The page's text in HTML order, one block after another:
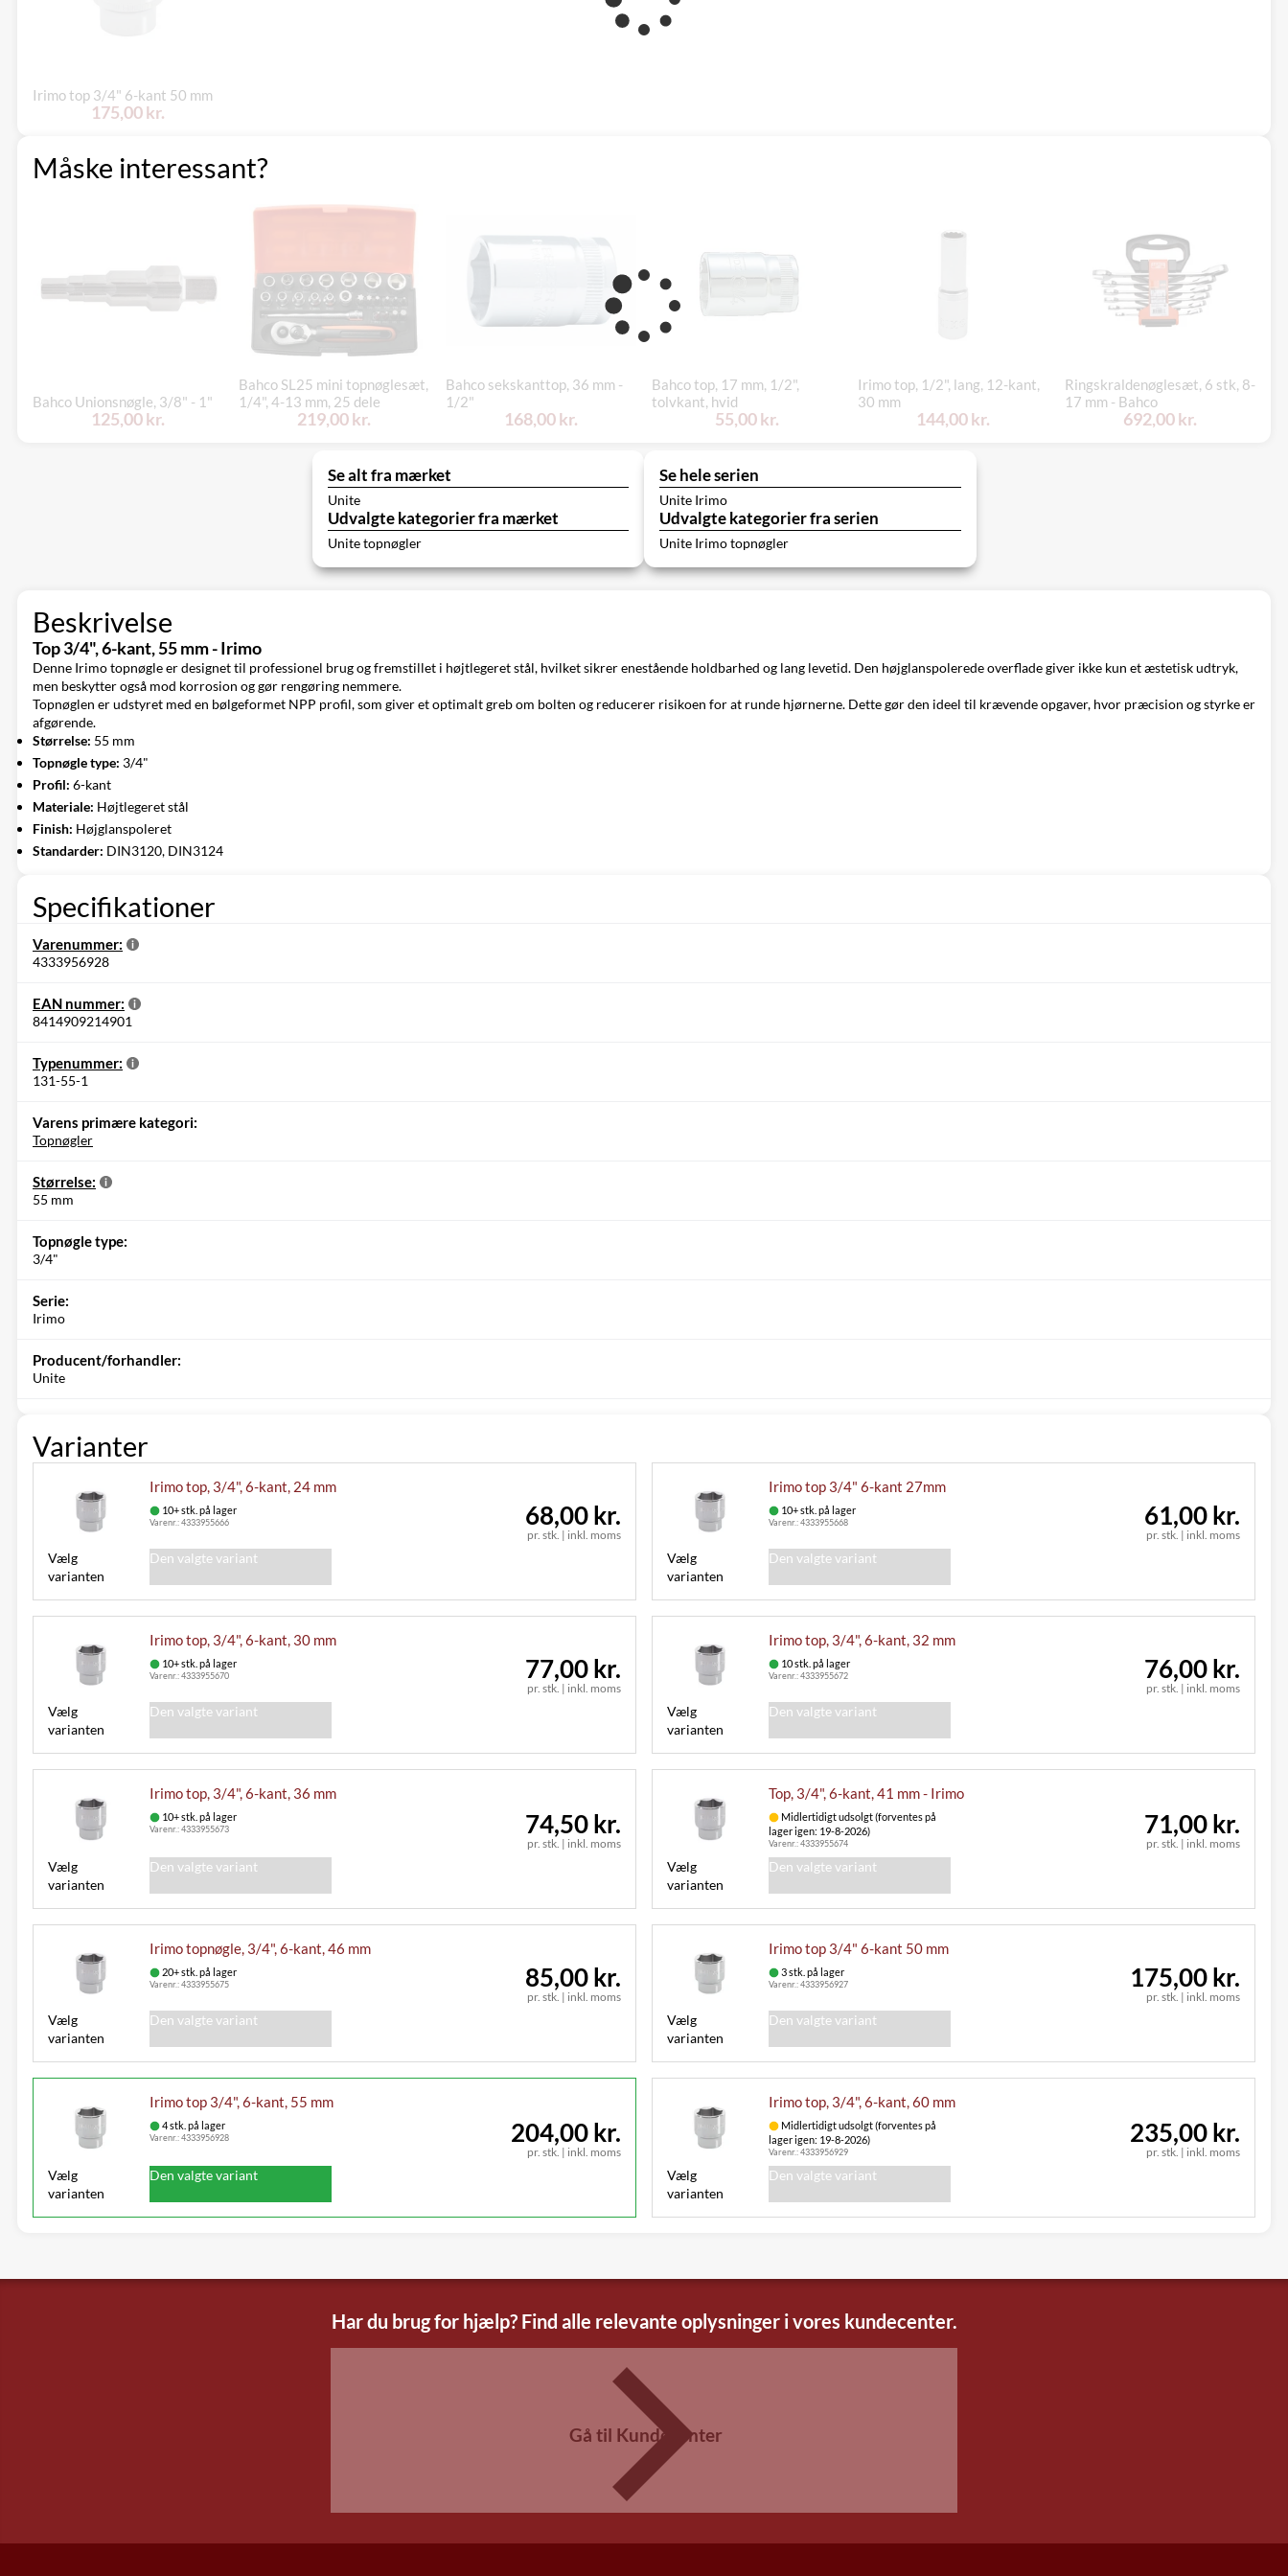
Irimo top 3/4" 6-kant 50 mm
175,00 kr.
Måske interessant?
Bahco Unionsnøgle, 3/8" - 1"
125,00 kr.
Bahco SL25 mini topnøglesæt,
1/4", 4-13 mm, 25 dele
219,00 kr.
Bahco sekskanttop, 36 mm -
1/2"
168,00 kr.
Bahco top, 17 mm, 1/2",
tolvkant, hvid
55,00 kr.
Irimo top, 1/2", lang, 12-kant,
30 mm
144,00 kr.
Ringskraldenøglesæt, 6 stk, 8-
17 mm - Bahco
692,00 kr.
Se alt fra mærket
Unite
Udvalgte kategorier fra mærket
Unite topnøgler
Se hele serien
Unite Irimo
Udvalgte kategorier fra serien
Unite Irimo topnøgler
Beskrivelse
Top 3/4", 6-kant, 55 mm - Irimo
Denne Irimo topnøgle er designet til professionel brug og fremstillet i højtlegeret stål, hvilket sikrer enestående holdbarhed og lang levetid. Den højglanspolerede overflade giver ikke kun et æstetisk udtryk,
men beskytter også mod korrosion og gør rengøring nemmere.
Topnøglen er udstyret med en bølgeformet NPP profil, som giver et optimalt greb om bolten og reducerer risikoen for at runde hjørnerne. Dette gør den ideel til krævende opgaver, hvor præcision og styrke er
afgørende.
Størrelse: 55 mm
Topnøgle type: 3/4"
Profil: 6-kant
Materiale: Højtlegeret stål
Finish: Højglanspoleret
Standarder: DIN3120, DIN3124
Specifikationer
Varenummer:
4333956928
EAN nummer:
8414909214901
Typenummer:
131-55-1
Varens primære kategori:
Topnøgler
Størrelse:
55 mm
Topnøgle type:
3/4"
Serie:
Irimo
Producent/forhandler:
Unite
Varianter
Irimo top, 3/4", 6-kant, 24 mm
10+ stk. på lager
Varenr.:4333955666
pr. stk. | inkl. moms
68,00 kr.
Vælg
varianten
Den valgte variant
Irimo top 3/4" 6-kant 27mm
10+ stk. på lager
Varenr.:4333955668
pr. stk. | inkl. moms
61,00 kr.
Vælg
varianten
Den valgte variant
Irimo top, 3/4", 6-kant, 30 mm
10+ stk. på lager
Varenr.:4333955670
pr. stk. | inkl. moms
77,00 kr.
Vælg
varianten
Den valgte variant
Irimo top, 3/4", 6-kant, 32 mm
10 stk. på lager
Varenr.:4333955672
pr. stk. | inkl. moms
76,00 kr.
Vælg
varianten
Den valgte variant
Irimo top, 3/4", 6-kant, 36 mm
10+ stk. på lager
Varenr.:4333955673
pr. stk. | inkl. moms
74,50 kr.
Vælg
varianten
Den valgte variant
Top, 3/4", 6-kant, 41 mm - Irimo
Midlertidigt udsolgt (forventes på
lager igen: 19-8-2026)
Varenr.:4333955674 pr. stk. | inkl. moms
71,00 kr.
Vælg
varianten
Den valgte variant
Irimo topnøgle, 3/4", 6-kant, 46 mm
20+ stk. på lager
Varenr.:4333955675
pr. stk. | inkl. moms
85,00 kr.
Vælg
varianten
Den valgte variant
Irimo top 3/4" 6-kant 50 mm
3 stk. på lager
Varenr.:4333956927
pr. stk. | inkl. moms
175,00 kr.
Vælg
varianten
Den valgte variant
Irimo top 3/4", 6-kant, 55 mm
4 stk. på lager
Varenr.:4333956928
pr. stk. | inkl. moms
204,00 kr.
Vælg
varianten
Den valgte variant
Irimo top, 3/4", 6-kant, 60 mm
Midlertidigt udsolgt (forventes på
lager igen: 19-8-2026)
Varenr.:4333956929 pr. stk. | inkl. moms
235,00 kr.
Vælg
varianten
Den valgte variant
Har du brug for hjælp? Find alle relevante oplysninger i vores kundecenter.
Gå til Kundecenter